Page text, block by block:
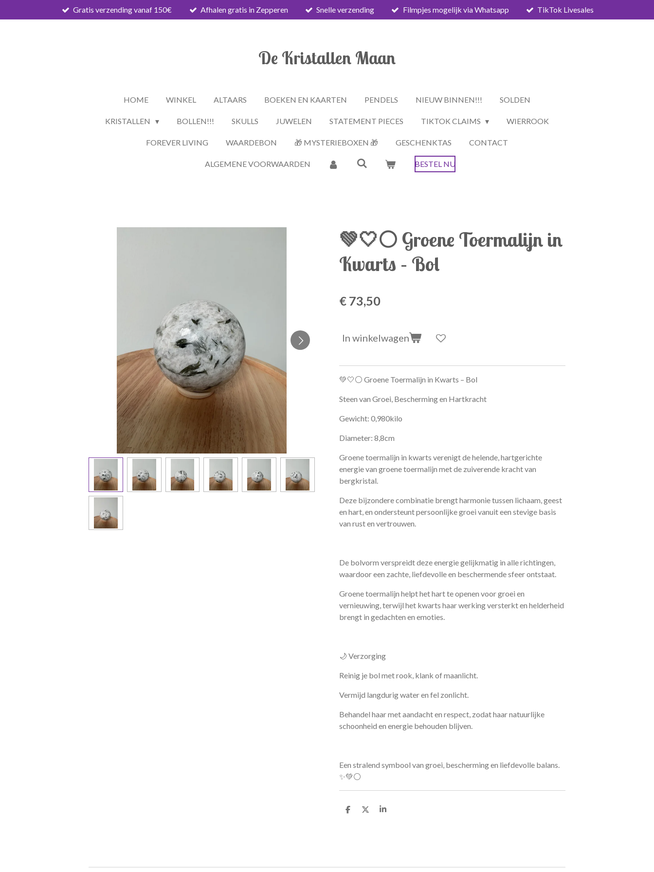
direct
Gratis verzending vanaf 150€ Afhalen gratis in Zepperen Snelle verzending Filmpjes mogelijk via Whatsapp TikTok Livesales
De Kristallen Maan
HOME WINKEL ALTAARS BOEKEN EN KAARTEN PENDELS NIEUW BINNEN!!! SOLDEN
KRISTALLEN BOLLEN!!! SKULLS JUWELEN STATEMENT PIECES TIKTOK CLAIMS WIERROOK
FOREVER LIVING WAARDEBON 🎁 MYSTERIEBOXEN 🎁 GESCHENKTAS CONTACT
ALGEMENE VOORWAARDEN BESTEL NU
💚🤍⚪ Groene Toermalijn in
Kwarts – Bol
€ 73,50
In winkelwagen
💚🤍⚪ Groene Toermalijn in Kwarts – Bol
Steen van Groei, Bescherming en Hartkracht
Gewicht: 0,980kilo
Diameter: 8,8cm
Groene toermalijn in kwarts verenigt de helende, hartgerichte
energie van groene toermalijn met de zuiverende kracht van
bergkristal.
Deze bijzondere combinatie brengt harmonie tussen lichaam, geest
en hart, en ondersteunt persoonlijke groei vanuit een stevige basis
van rust en vertrouwen.
De bolvorm verspreidt deze energie gelijkmatig in alle richtingen,
waardoor een zachte, liefdevolle en beschermende sfeer ontstaat.
Groene toermalijn helpt het hart te openen voor groei en
vernieuwing, terwijl het kwarts haar werking versterkt en helderheid
brengt in gedachten en emoties.
🌙 Verzorging
Reinig je bol met rook, klank of maanlicht.
Vermijd langdurig water en fel zonlicht.
Behandel haar met aandacht en respect, zodat haar natuurlijke
schoonheid en energie behouden blijven.
Een stralend symbool van groei, bescherming en liefdevolle balans.
✨💚⚪
D
D
S